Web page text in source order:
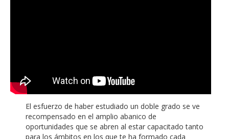
El esfuerzo de haber estudiado un doble grado se ve
recompensado en el amplio abanico de
oportunidades que se abren al estar capacitado tanto
para los ámbitos en los que te ha formado cada